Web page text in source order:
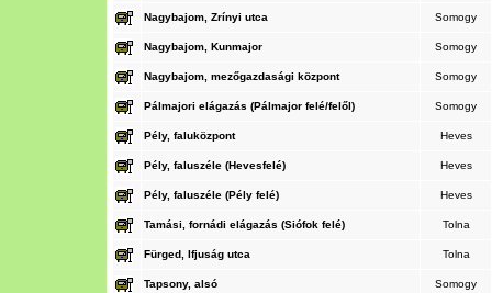
Nagybajom, Zrínyi utca Somogy
Nagybajom, Kunmajor Somogy
Nagybajom, mezőgazdasági központ Somogy
Pálmajori elágazás (Pálmajor felé/felől) Somogy
Pély, faluközpont Heves
Pély, faluszéle (Hevesfelé) Heves
Pély, faluszéle (Pély felé) Heves
Tamási, fornádi elágazás (Siófok felé) Tolna
Fürged, Ifjuság utca Tolna
Tapsony, alsó Somogy